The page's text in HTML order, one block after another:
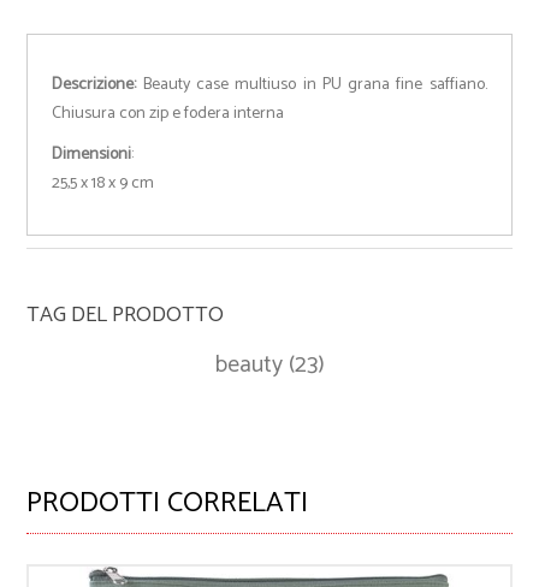
Descrizione:Beauty case multiuso in PU grana fine saffiano.
Chiusura con zip e fodera interna
Dimensioni:
25,5 x 18 x 9 cm
TAG DEL PRODOTTO
beauty(23)
PRODOTTI CORRELATI